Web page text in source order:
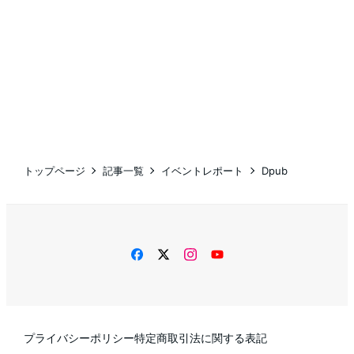
トップページ 記事一覧 イベントレポート Dpub
facebooktwitterinstagram
YouTube
プライバシーポリシー特定商取引法に関する表記